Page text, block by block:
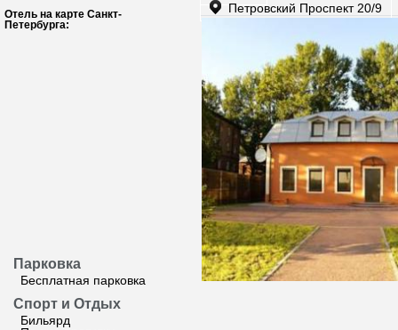
Отель на карте Санкт-
Петербурга:
Парковка
Бесплатная парковка
Спорт и Отдых
Бильярд
Петровский Проспект 20/9